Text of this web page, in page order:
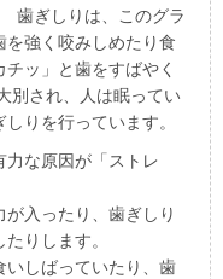
歯ぎしりは、このグラ
を強く咬みしめたり食
ッ」と歯をすばやく
別され、人は眠ってい
りを行っています。
な原因が「ストレ
入ったり、歯ぎしり
りします。
いしばっていたり、歯